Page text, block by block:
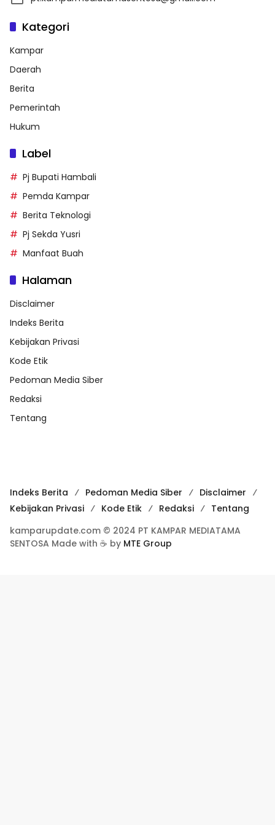
Kategori
Kampar
Daerah
Berita
Pemerintah
Hukum
Label
Pj Bupati Hambali
Pemda Kampar
Berita Teknologi
Pj Sekda Yusri
Manfaat Buah
Halaman
Disclaimer
Indeks Berita
Kebijakan Privasi
Kode Etik
Pedoman Media Siber
Redaksi
Tentang
Indeks Berita Pedoman Media Siber
Disclaimer
Kebijakan Privasi
Kode Etik Redaksi
Tentang
kamparupdate.com © 2024 PT KAMPAR MEDIATAMA
SENTOSA Made with ☕ by MTE Group